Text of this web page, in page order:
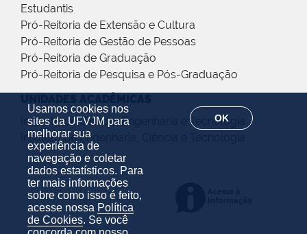
Usamos cookies nos
sites da UFVJM para
melhorar sua
experiência de
navegação e coletar
dados estatísticos. Para
ter mais informações
sobre como isso é feito,
acesse nossa Política
de Cookies. Se você
OK
Estudantis
Pró-Reitoria de Extensão e Cultura
Pró-Reitoria de Gestão de Pessoas
Pró-Reitoria de Graduação
Pró-Reitoria de Pesquisa e Pós-Graduação
Instituto de Ciência, Engenharia e Tecnologia
Instituto de Engenharia, Ciência e Tecnologia